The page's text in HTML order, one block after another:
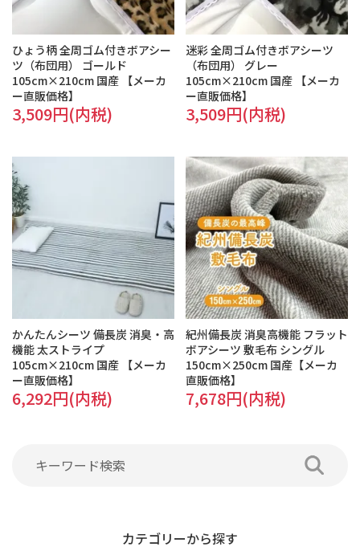
カテゴリーから探す
ひょう柄 全周ゴム付きボアシー
ツ（布団用） ゴールド
105cm×210cm 国産 【メーカ
ー直販価格】
3,509円(内税)
迷彩 全周ゴム付きボアシーツ
（布団用） グレー
105cm×210cm 国産 【メーカ
ー直販価格】
3,509円(内税)
かんたんシーツ 備長炭 消臭・高
機能 太ストライプ
105cm×210cm 国産 【メーカ
ー直販価格】
6,292円(内税)
紀州備長炭 消臭高機能 フラット
ボアシーツ 敷毛布 シングル
150cm×250cm 国産【メーカ
直販価格】
7,678円(内税)